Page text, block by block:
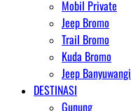
Mobil Private
Jeep Bromo
Trail Bromo
Kuda Bromo
Jeep Banyuwangi
DESTINASI
Gunung